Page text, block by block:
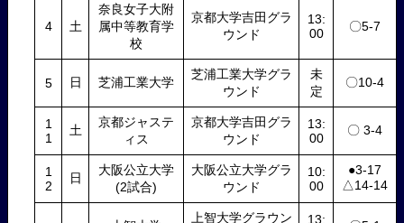
4 土
奈良女子大附
属中等教育学
校
京都大学吉田グラ
ウンド
13:
00
〇5-7
5 日 芝浦工業大学
芝浦工業大学グラ
ウンド
未
定
〇10-4
1
1
土
京都ジャステ
ィス
京都大学吉田グラ
ウンド
13:
00
〇 3-4
1
2
日
大阪公立大学
(2試合)
大阪公立大学グラ
ウンド
10:
00
●3-17
△14-14
上智大学グラウン
13: